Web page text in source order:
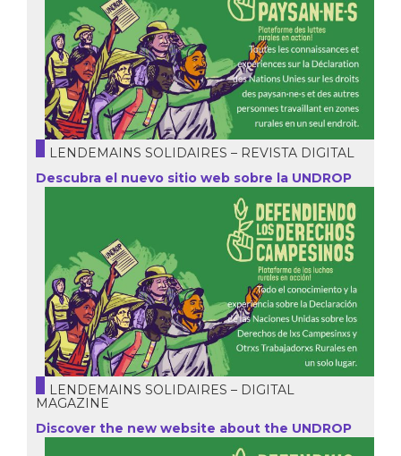
LENDEMAINS SOLIDAIRES – REVISTA DIGITAL
Descubra el nuevo sitio web sobre la UNDROP
LENDEMAINS SOLIDAIRES – DIGITAL
MAGAZINE
Discover the new website about the UNDROP